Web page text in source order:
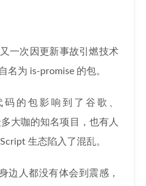
一次因更新事故引燃技术
名为 is-promise 的包。
的包影响到了谷歌、
大咖的知名项目，也有人
生态陷入了混乱。
边人都没有体会到震感，